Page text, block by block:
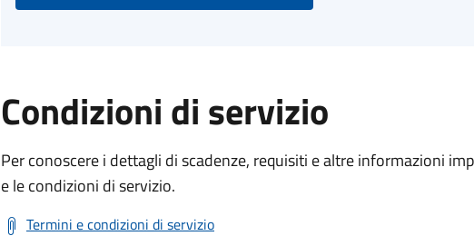
Condizioni di servizio
Per conoscere i dettagli di scadenze, requisiti e altre informazioni
e le condizioni di servizio.
Termini e condizioni di servizio